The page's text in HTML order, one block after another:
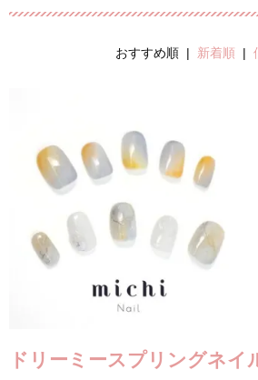
おすすめ順 | 新着順 |
ドリーミースプリングネイ